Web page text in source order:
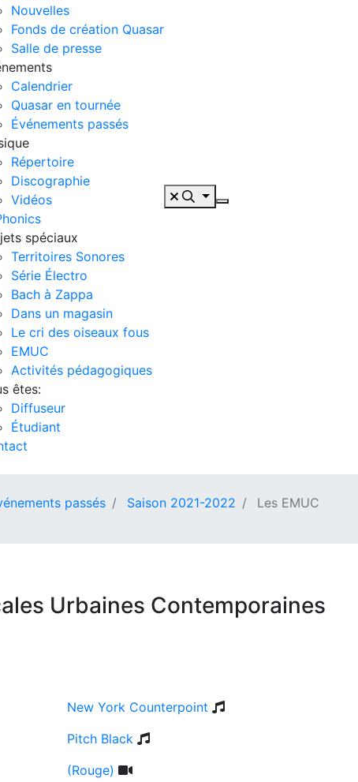
Nouvelles
Fonds de création Quasar
Salle de presse
Calendrier
Quasar en tournée
Événements passés
Répertoire
Discographie
Vidéos
spéciaux
Territoires Sonores
Série Électro
Bach à Zappa
Dans un magasin
Le cri des oiseaux fous
EMUC
Activités pédagogiques
êtes:
Diffuseur
Étudiant
passés Saison 2021-2022 Les EMUC
Urbaines Contemporaines
New York Counterpoint
Pitch Black
(Rouge)